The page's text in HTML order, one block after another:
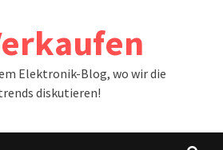
Elektronik-Blog, wo wir die
diskutieren!